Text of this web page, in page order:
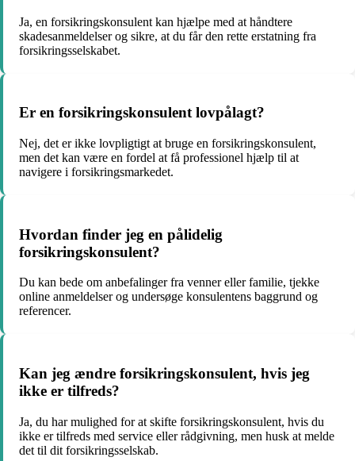
Ja, en forsikringskonsulent kan hjælpe med at håndtere
skadesanmeldelser og sikre, at du får den rette erstatning fra
forsikringsselskabet.
Er en forsikringskonsulent lovpålagt?
Nej, det er ikke lovpligtigt at bruge en forsikringskonsulent,
men det kan være en fordel at få professionel hjælp til at
navigere i forsikringsmarkedet.
Hvordan finder jeg en pålidelig
forsikringskonsulent?
Du kan bede om anbefalinger fra venner eller familie, tjekke
online anmeldelser og undersøge konsulentens baggrund og
referencer.
Kan jeg ændre forsikringskonsulent, hvis jeg
ikke er tilfreds?
Ja, du har mulighed for at skifte forsikringskonsulent, hvis du
ikke er tilfreds med service eller rådgivning, men husk at melde
det til dit forsikringsselskab.